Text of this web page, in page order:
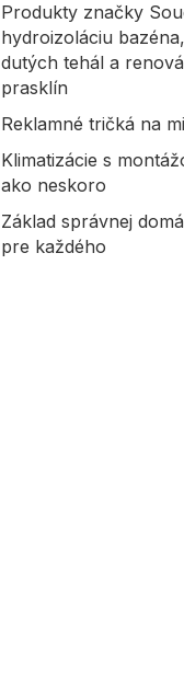
Produkty značky
hydroizoláciu
dutých tehál a
prasklín
Reklamné tričká na
Klimatizácie s
ako neskoro
Základ správnej
pre každého